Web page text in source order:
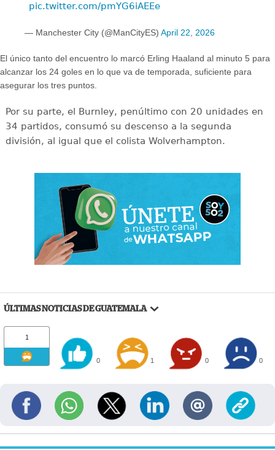
pic.twitter.com/pmYG6iAEEe
— Manchester City (@ManCityES) April 22, 2026
El único tanto del encuentro lo marcó Erling Haaland al minuto 5 para
alcanzar los 24 goles en lo que va de temporada, suficiente para
asegurar los tres puntos.
Por su parte, el Burnley, penúltimo con 20 unidades en
34 partidos, consumó su descenso a la segunda
división, al igual que el colista Wolverhampton.
ÚLTIMAS NOTICIAS DE GUATEMALA
1
0 1 0 0